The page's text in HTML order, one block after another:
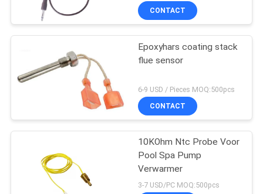
CONTACT
Epoxyhars coating stack
flue sensor
6-9 USD / Pieces MOQ:500pcs
CONTACT
10KOhm Ntc Probe Voor
Pool Spa Pump
Verwarmer
3-7 USD/PC MOQ:500pcs